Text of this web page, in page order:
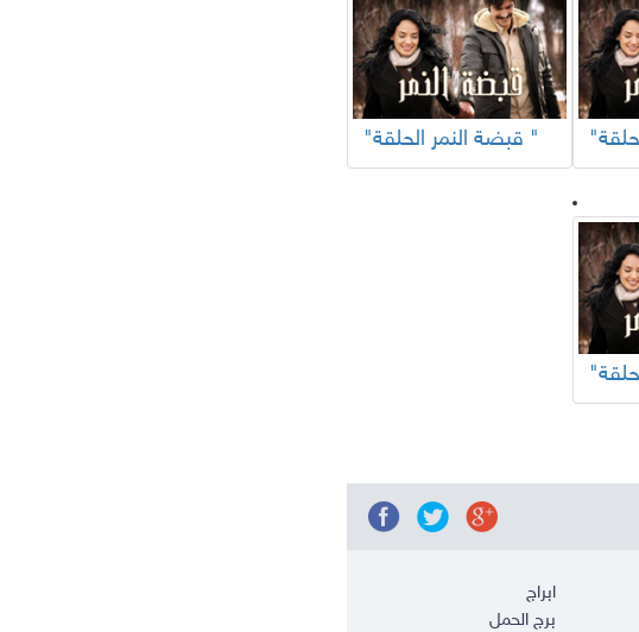
"قبضة النمر الحلقة "
ابراج
برج الحمل